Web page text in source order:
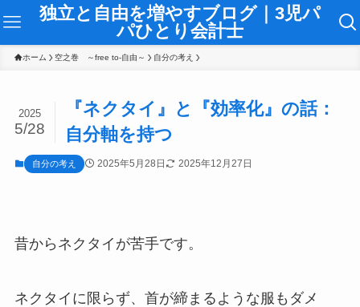
独立と自由を増やすブログ｜3児パ
パひとり会計士
ホーム 空之巻 ～free to-自由～ 自分の考え
『ネクタイ』と『効率化』の話：
自分軸を持つ
2025
5/28
自分の考え 2025年5月28日 2025年12月27日
昔からネクタイが苦手です。
ネクタイに限らず、首が締まるような服もダメ